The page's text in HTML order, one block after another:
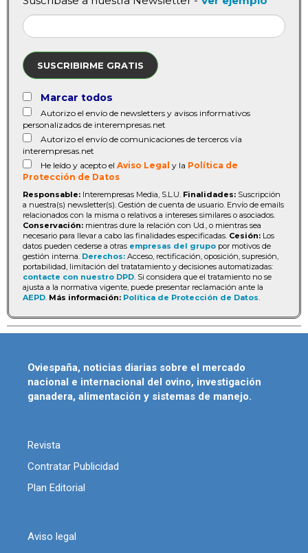
SUSCRIBIRME GRATIS
Marcar todos
Autorizo el envío de newsletters y avisos informativos
personalizados de interempresas.net
Autorizo el envío de comunicaciones de terceros vía
interempresas.net
He leído y acepto el Aviso Legal y la Política de
Protección de Datos
Responsable: Interempresas Media, S.L.U. Finalidades: Suscripción
a nuestra(s) newsletter(s). Gestión de cuenta de usuario. Envío de emails
relacionados con la misma o relativos a intereses similares o asociados.
Conservación: mientras dure la relación con Ud., o mientras sea
necesario para llevar a cabo las finalidades especificadas. Cesión: Los
datos pueden cederse a otras empresas del grupo por motivos de
gestión interna. Derechos: Acceso, rectificación, oposición, supresión,
portabilidad, limitación del tratatamiento y decisiones automatizadas:
contacte con nuestro DPD. Si considera que el tratamiento no se
ajusta a la normativa vigente, puede presentar reclamación ante la
AEPD. Más información: Política de Protección de Datos.
Oviespaña, noticias diarias sobre el mercado
nacional e internacional del ovino, investigación
ganadera, alimentación y sistemas de manejo.
Revista
Contratar Publicidad
Plan Editorial
Aviso legal